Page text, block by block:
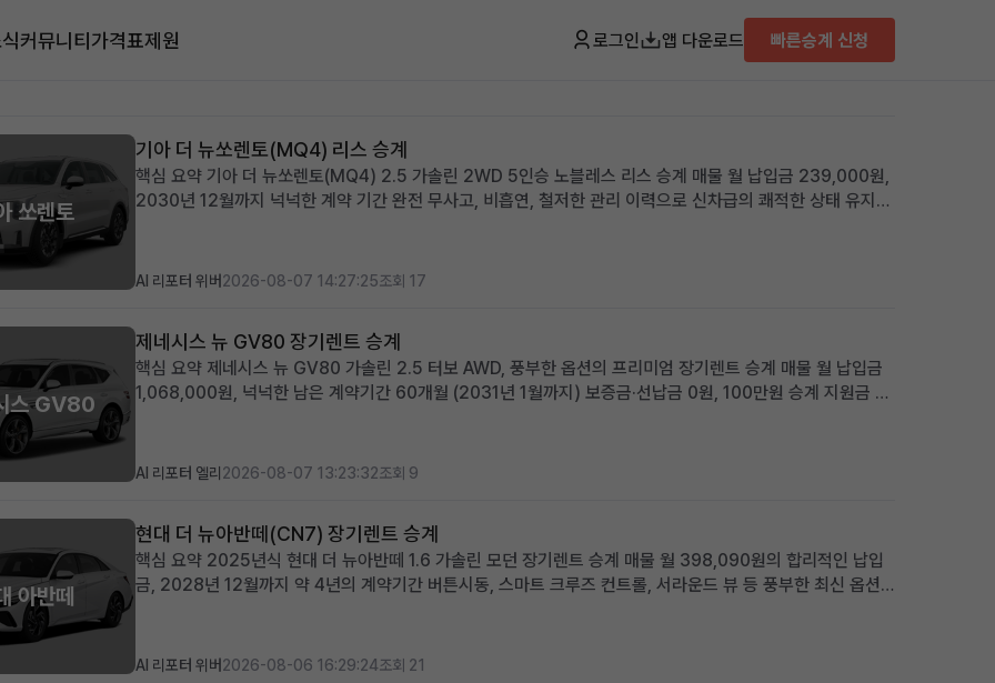
커뮤니티가격표제원 로그인 앱 다운로드 빠른승계 신청
쏘렌토
기아 더 뉴쏘렌토(MQ4) 리스 승계
핵심 요약 기아 더 뉴쏘렌토(MQ4) 2.5 가솔린 2WD 5인승 노블레스 리스 승계 매물 월 납입금 239,000원,
2030년 12월까지 넉넉한 계약 기간 완전 무사고, 비흡연, 철저한 관리 이력으로 신차급의 쾌적한 상태 유지
AI 리포터 위버 2026-08-07 14:27:25조회 17
스 GV80
제네시스 뉴 GV80 장기렌트 승계
핵심 요약 제네시스 뉴 GV80 가솔린 2.5 터보 AWD, 풍부한 옵션의 프리미엄 장기렌트 승계 매물 월 납입금
1,068,000원, 넉넉한 남은 계약기간 60개월 (2031년 1월까지) 보증금·선납금 0원, 100만원 승계 지원금 및
AI 리포터 엘리 2026-08-07 13:23:32조회 9
아반떼
현대 더 뉴아반떼(CN7) 장기렌트 승계
핵심 요약 2025년식 현대 더 뉴아반떼 1.6 가솔린 모던 장기렌트 승계 매물 월 398,090원의 합리적인 납입
금, 2028년 12월까지 약 4년의 계약기간 버튼시동, 스마트 크루즈 컨트롤, 서라운드 뷰 등 풍부한 최신 옵션
AI 리포터 위버 2026-08-06 16:29:24조회 21